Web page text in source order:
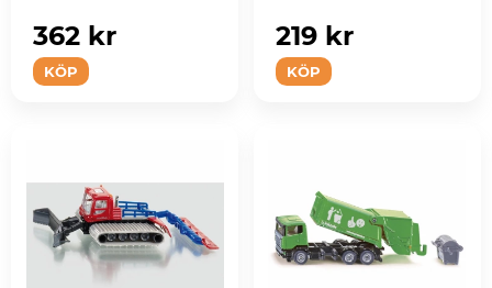
KÖP
362 kr
KÖP
219 kr